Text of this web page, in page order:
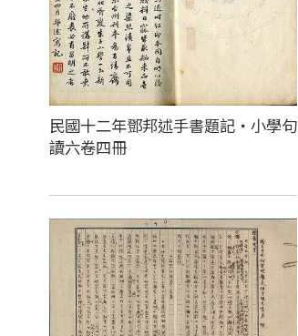
民國十二年鄧邦述手書題記‧小學句
讀六卷四冊